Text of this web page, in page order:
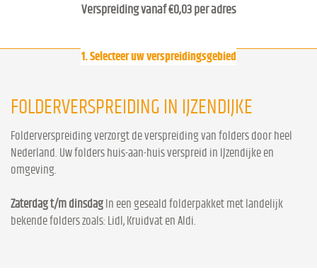
Verspreiding vanaf €0,03 per adres
1. Selecteer uw verspreidingsgebied
FOLDERVERSPREIDING IN IJZENDIJKE
Folderverspreiding verzorgt de verspreiding van folders door heel
Nederland. Uw folders huis-aan-huis verspreid in IJzendijke en
omgeving.
Zaterdag t/m dinsdag In een geseald folderpakket met landelijk
bekende folders zoals: Lidl, Kruidvat en Aldi.